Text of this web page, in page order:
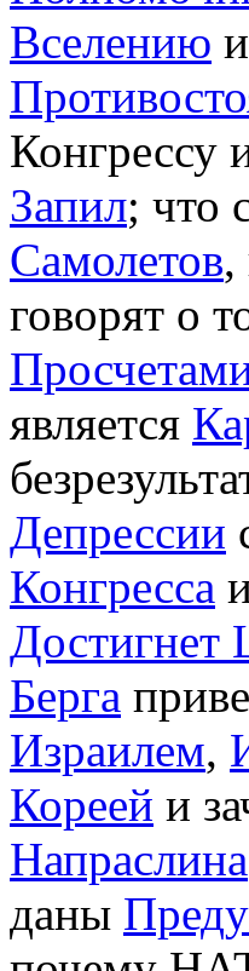
Вселению
Конгрессу
Запил; что
Самолетов,
говорят о
является
Депрессии
Конгресса
Достигнет
Берга
Израилем,
Кореей и
Напраслина
даны